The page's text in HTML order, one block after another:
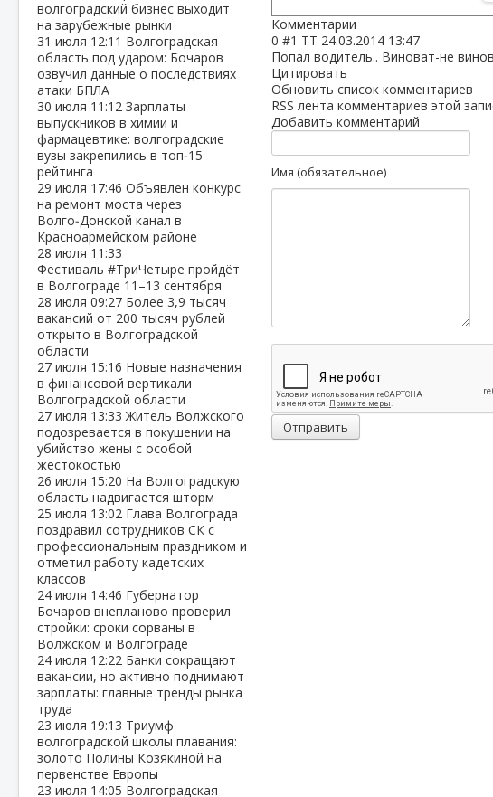
волгоградский бизнес выходит
на зарубежные рынки
31 июля 12:11 Волгоградская
область под ударом: Бочаров
озвучил данные о последствиях
атаки БПЛА
30 июля 11:12 Зарплаты
выпускников в химии и
фармацевтике: волгоградские
вузы закрепились в топ‑15
рейтинга
29 июля 17:46 Объявлен конкурс
на ремонт моста через
Волго‑Донской канал в
Красноармейском районе
28 июля 11:33
Фестиваль #ТриЧетыре пройдёт
в Волгограде 11–13 сентября
28 июля 09:27 Более 3,9 тысяч
вакансий от 200 тысяч рублей
открыто в Волгоградской
области
27 июля 15:16 Новые назначения
в финансовой вертикали
Волгоградской области
27 июля 13:33Житель Волжского
подозревается в покушении на
убийство жены с особой
жестокостью
26 июля 15:20 На Волгоградскую
область надвигается шторм
25 июля 13:02 Глава Волгограда
поздравил сотрудников СК с
профессиональным праздником и
отметил работу кадетских
классов
24 июля 14:46 Губернатор
Бочаров внепланово проверил
стройки: сроки сорваны в
Волжском и Волгограде
24 июля 12:22 Банки сокращают
вакансии, но активно поднимают
зарплаты: главные тренды рынка
труда
23 июля 19:13 Триумф
волгоградской школы плавания:
золото Полины Козякиной на
первенстве Европы
23 июля 14:05 Волгоградская
Комментарии
0 #1 ТТ 24.03.2014 13:47
Попал водитель.. Виноват-не
Цитировать
Обновить список комментариев
RSS лента комментариев этой
Добавить комментарий
Имя (обязательное)
Отправить